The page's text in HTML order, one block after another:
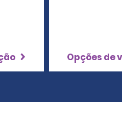
Opções de